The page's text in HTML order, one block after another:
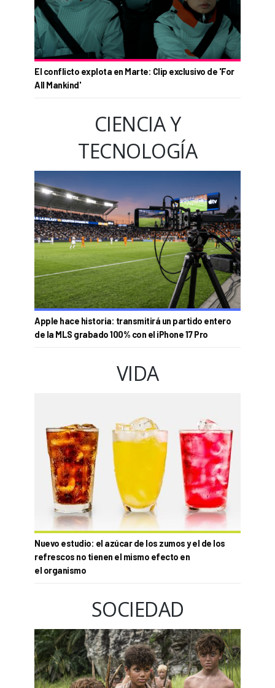
El conflicto explota en Marte: Clip exclusivo de 'For
All Mankind'
CIENCIA Y
TECNOLOGÍA
Apple hace historia: transmitirá un partido entero
de la MLS grabado 100% con el iPhone 17 Pro
VIDA
Nuevo estudio: el azúcar de los zumos y el de los
refrescos no tienen el mismo efecto en
el organismo
SOCIEDAD